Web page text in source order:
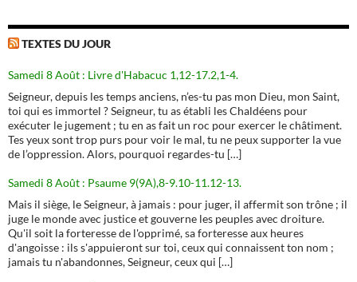
TEXTES DU JOUR
Samedi 8 Août : Livre d'Habacuc 1,12-17.2,1-4.
Seigneur, depuis les temps anciens, n’es-tu pas mon Dieu, mon Saint,
toi qui es immortel ? Seigneur, tu as établi les Chaldéens pour
exécuter le jugement ; tu en as fait un roc pour exercer le châtiment.
Tes yeux sont trop purs pour voir le mal, tu ne peux supporter la vue
de l’oppression. Alors, pourquoi regardes-tu […]
Samedi 8 Août : Psaume 9(9A),8-9.10-11.12-13.
Mais il siège, le Seigneur, à jamais : pour juger, il affermit son trône ; il
juge le monde avec justice et gouverne les peuples avec droiture.
Qu'il soit la forteresse de l'opprimé, sa forteresse aux heures
d'angoisse : ils s'appuieront sur toi, ceux qui connaissent ton nom ;
jamais tu n'abandonnes, Seigneur, ceux qui […]